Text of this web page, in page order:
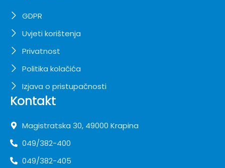
GDPR
Uvjeti korištenja
Privatnost
Politika kolačića
Izjava o pristupačnosti
Kontakt
Magistratska 30, 49000 Krapina
049/382-400
049/382-405